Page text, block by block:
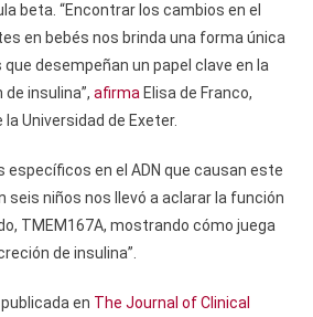
beta. “Encontrar los cambios en el
en bebés nos brinda una forma única
desempeñan un papel clave en la
insulina”, afirmaElisa de Franco,
Universidad de Exeter.
específicos en el ADN que causan este
seis niños nos llevó a aclarar la función
TMEM167A, mostrando cómo juega
de insulina”.
en The Journal of Clinical